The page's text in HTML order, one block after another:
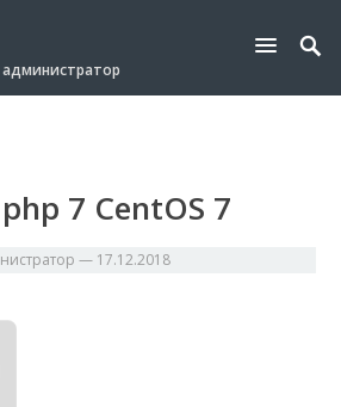
администратор
7 CentOS 7
— 17.12.2018